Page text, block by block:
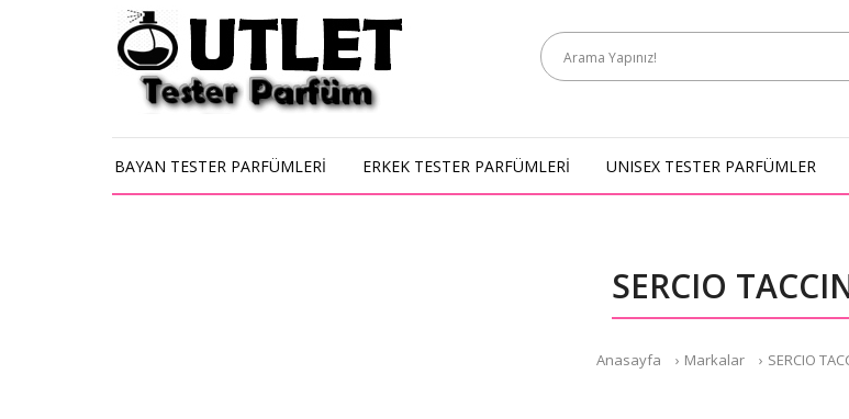
BAYAN TESTER PARFÜMLERİ ERKEK TESTER PARFÜMLERİ UNISEX TESTER PARFÜMLER
SERCIO
Anasayfa Markalar SERCIO